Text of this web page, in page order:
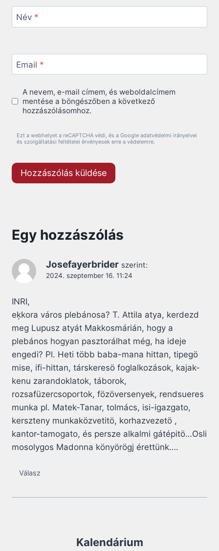
Név *
Email *
A nevem, e-mail címem, és weboldalcímem
mentése a böngészőben a következő
hozzászólásomhoz.
Ezt a webhelyet a reCAPTCHA védi, és a Google adatvédelmi irányelvei
és szolgáltatási feltételei érvényesek erre a védelemre.
Egy hozzászólás
Josefayerbrider szerint:
2024. szeptember 16. 11:24
INRI,
eķkora város plebánosa? T. Attila atya, kerdezd
meg Lupusz atyát Makkosmárián, hogy a
plebános hogyan pasztorálhat még, ha ideje
engedi? Pl. Heti több baba-mana hittan, tipegö
mise, ifi-hittan, társkeresö foglalkozások, kajak-
kenu zarandoklatok, táborok,
rozsafüzercsoportok, fözöversenyek, rendsueres
munka pl. Matek-Tanar, tolmács, isi-igazgato,
kerszteny munkaközvetitö, korhazvezetö ,
kantor-tamogato, és persze alkalmi gátépitö…Osli
mosolygos Madonna könyörögj érettünk….
Válasz
Kalendárium